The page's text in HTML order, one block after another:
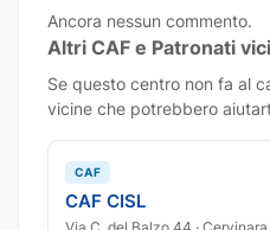
Ancora nessun commento.
Altri CAF e Patronati
Se questo centro non fa al
vicine che potrebbero
CAF
CAF CISL